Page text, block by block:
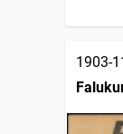
1903-